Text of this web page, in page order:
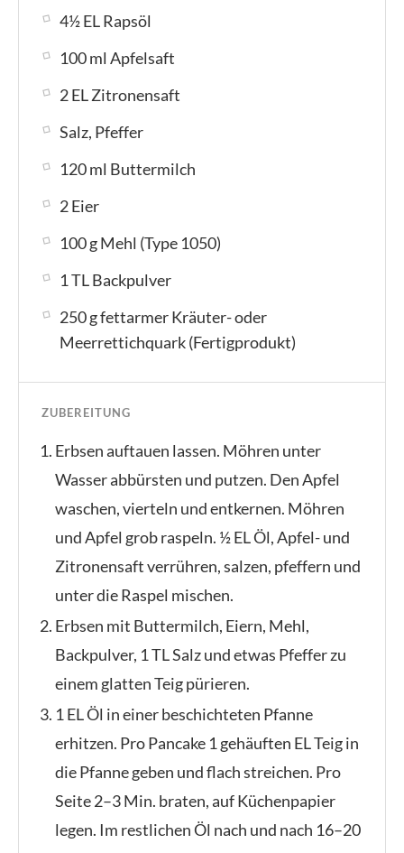
4½ EL Rapsöl
100 ml Apfelsaft
2 EL Zitronensaft
Salz, Pfeffer
120 ml Buttermilch
2 Eier
100 g Mehl (Type 1050)
1 TL Backpulver
250 g fettarmer Kräuter- oder
Meerrettichquark (Fertigprodukt)
ZUBEREITUNG
Erbsen auftauen lassen. Möhren unter
Wasser abbürsten und putzen. Den Apfel
waschen, vierteln und entkernen. Möhren
und Apfel grob raspeln. ½ EL Öl, Apfel- und
Zitronensaft verrühren, salzen, pfeffern und
unter die Raspel mischen.
Erbsen mit Buttermilch, Eiern, Mehl,
Backpulver, 1 TL Salz und etwas Pfeffer zu
einem glatten Teig pürieren.
1 EL Öl in einer beschichteten Pfanne
erhitzen. Pro Pancake 1 gehäuften EL Teig in
die Pfanne geben und flach streichen. Pro
Seite 2–3 Min. braten, auf Küchenpapier
legen. Im restlichen Öl nach und nach 16–20